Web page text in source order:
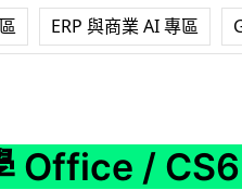
ERP 與商業 AI 專區
Office /